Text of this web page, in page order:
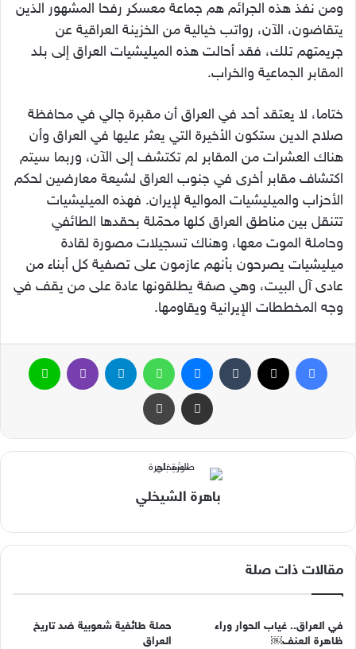
ومن نفذ هذه الجرائم هم جماعة معسكر رفحا المشهور الذين
يتقاضون، الآن، رواتب خيالية من الخزينة العراقية عن
جريمتهم تلك، فقد أحالت هذه الميليشيات العراق إلى بلد
المقابر الجماعية والخراب.
ختاما، لا يعتقد أحد في العراق أن مقبرة جالي في محافظة
صلاح الدين ستكون الأخيرة التي يعثر عليها في العراق وأن
هناك العشرات من المقابر لم تكتشف إلى الآن، وربما سيتم
اكتشاف مقابر أخرى في جنوب العراق لشيعة معارضين لحكم
الأحزاب والميليشيات الموالية لإيران. فهذه الميليشيات
تتنقل بين مناطق العراق كلها محمّلة بحقدها الطائفي
وحاملة الموت معها، وهناك تسجيلات مصورة لقادة
ميليشيات يصرحون بأنهم عازمون على تصفية كل أبناء من
عادى آل البيت، وهي صفة يطلقونها عادة على من يقف في
وجه المخططات الإيرانية ويقاومها.
فيسبوك ماسنجر واتساب تيلقرام ڤايبر
مشاركة عبر البريد طباعة
باهرة الشيخلي
مقالات ذات صلة
في العراق.. غياب الحوار وراء
ظاهرة العنف￼
حملة طائفية شعوبية ضد تاريخ
العراق